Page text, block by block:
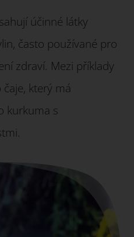
účinné látky
často používané pro
zdraví. Mezi příklady
který má
kurkuma s